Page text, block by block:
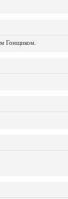
Гонщиком.